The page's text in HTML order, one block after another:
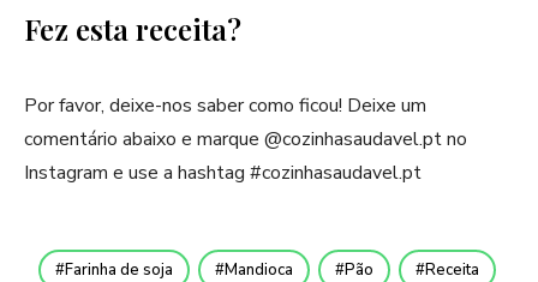
Fez esta receita?
Por favor, deixe-nos saber como ficou! Deixe um
comentário abaixo e marque @cozinhasaudavel.pt no
Instagram e use a hashtag #cozinhasaudavel.pt
Farinha de soja Mandioca Pão Receita